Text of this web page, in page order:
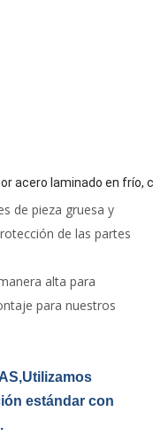
acero laminado en frío,
de pieza gruesa y
de las partes
alta para
para nuestros
,Utilizamos
estándar con